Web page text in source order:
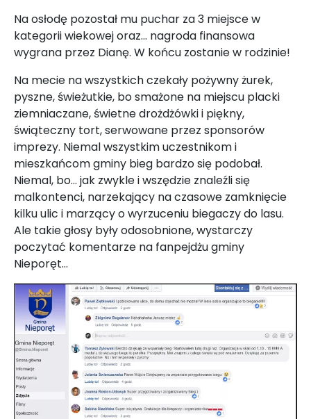
Na osłodę pozostał mu puchar za 3 miejsce w
kategorii wiekowej oraz… nagroda finansowa
wygrana przez Dianę. W końcu zostanie w rodzinie!
Na mecie na wszystkich czekały pożywny żurek,
pyszne, świeżutkie, bo smażone na miejscu placki
ziemniaczane, świetne drożdżówki i piękny,
świąteczny tort, serwowane przez sponsorów
imprezy. Niemal wszystkim uczestnikom i
mieszkańcom gminy bieg bardzo się podobał.
Niemal, bo... jak zwykle i wszędzie znaleźli się
malkontenci, narzekający na czasowe zamknięcie
kilku ulic i marzący o wyrzuceniu biegaczy do lasu.
Ale takie głosy były odosobnione, wystarczy
poczytać komentarze na fanpejdżu gminy
Nieporęt...